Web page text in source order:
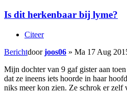
Is dit herkenbaar bij lyme?
Citeer
Berichtdoorjoos06 » Ma 17 Aug
Mijn dochter van 9 gaf gister aan
dat ze ineens iets hoorde in haar
niks meer kon zien. Ze schrok er zelf